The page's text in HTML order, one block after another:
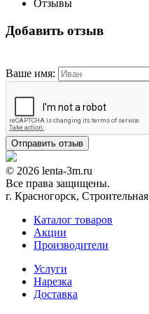
Отзывы
Добавить отзыв
Ваше имя:
© 2026 lenta-3m.ru
Все права защищены.
г. Красногорск,
Каталог товаров
Акции
Производители
Услуги
Нарезка
Доставка